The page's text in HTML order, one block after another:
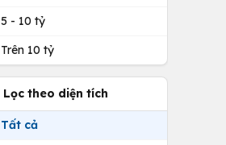
5 - 10 tỷ
Trên 10 tỷ
Lọc theo diện tích
Tất cả